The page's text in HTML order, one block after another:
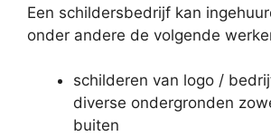
Een schildersbedrijf kan
onder andere de volgende
schilderen van logo /
diverse ondergronden
buiten